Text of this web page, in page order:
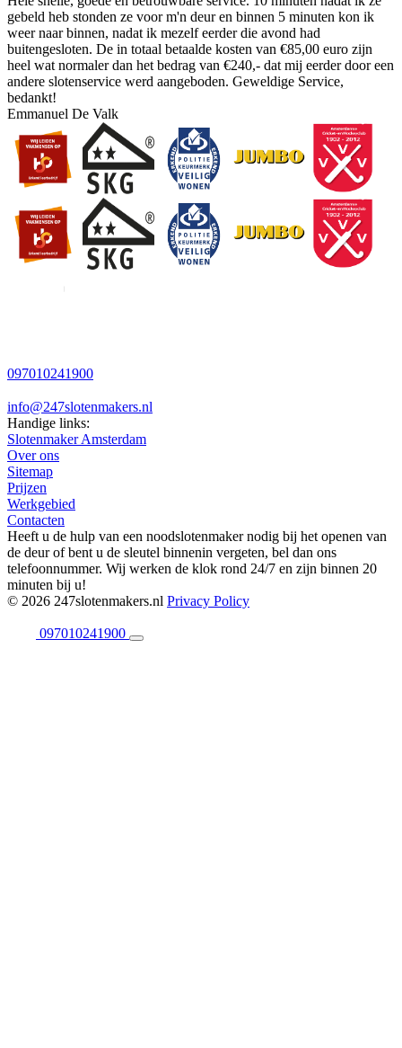
gebeld heb stonden ze voor m'n deur en binnen 5 minuten kon ik
weer naar binnen, nadat ik mezelf eerder die avond had
buitengesloten. De in totaal betaalde kosten van €85,00 euro zijn
heel wat normaler dan het bedrag van €240,- dat mij eerder door een
andere slotenservice werd aangeboden. Geweldige Service,
bedankt!
Emmanuel De Valk
097010241900
info@247slotenmakers.nl
Handige links:
Slotenmaker Amsterdam
Over ons
Sitemap
Prijzen
Werkgebied
Contacten
Heeft u de hulp van een noodslotenmaker nodig bij het openen van
de deur of bent u de sleutel binnenin vergeten, bel dan ons
telefoonnummer. Wij werken de klok rond 24/7 en zijn binnen 20
minuten bij u!
© 2026 247slotenmakers.nl Privacy Policy
097010241900